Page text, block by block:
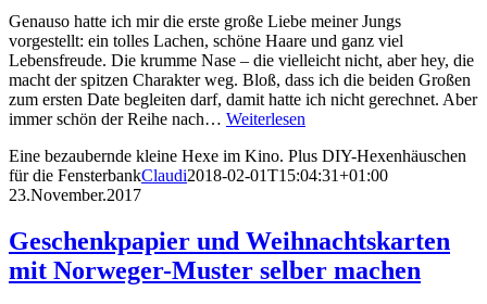
Genauso hatte ich mir die erste große Liebe meiner Jungs
vorgestellt: ein tolles Lachen, schöne Haare und ganz viel
Lebensfreude. Die krumme Nase – die vielleicht nicht, aber hey, die
macht der spitzen Charakter weg. Bloß, dass ich die beiden Großen
zum ersten Date begleiten darf, damit hatte ich nicht gerechnet. Aber
immer schön der Reihe nach… Weiterlesen
Eine bezaubernde kleine Hexe im Kino. Plus DIY-Hexenhäuschen
für die FensterbankClaudi2018-02-01T15:04:31+01:00
23.November.2017
Geschenkpapier und Weihnachtskarten
mit Norweger-Muster selber machen